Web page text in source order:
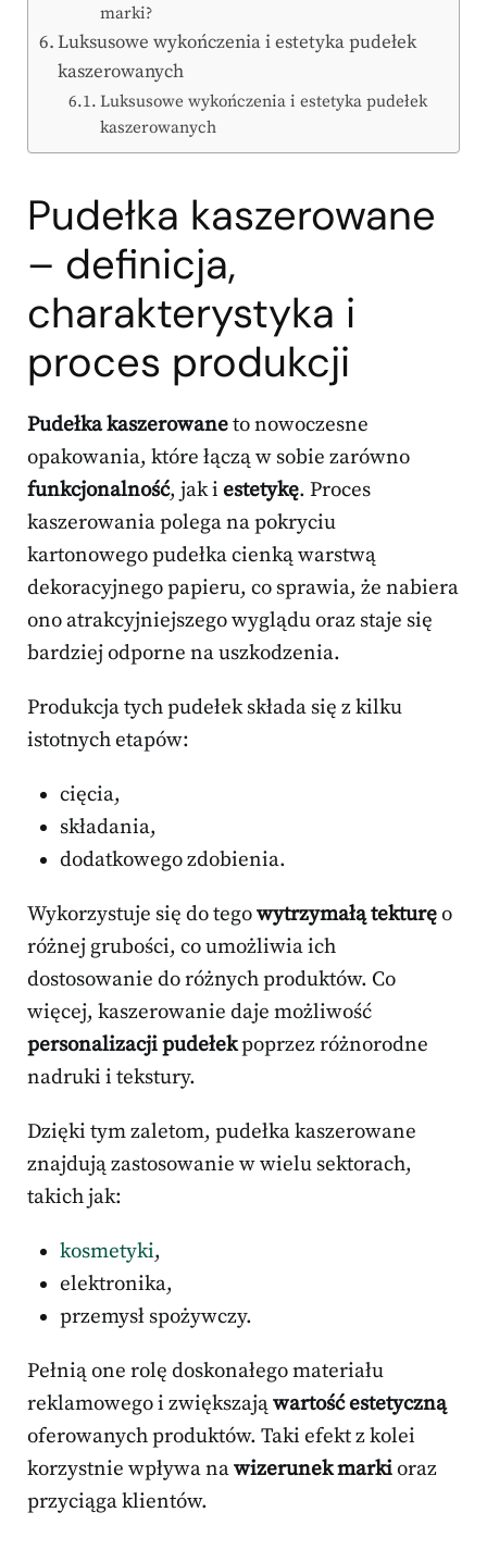
marki?
Luksusowe wykończenia i estetyka pudełek
kaszerowanych
Luksusowe wykończenia i estetyka pudełek
kaszerowanych
Pudełka kaszerowane
– definicja,
charakterystyka i
proces produkcji
Pudełka kaszerowaneto nowoczesne
opakowania, które łączą w sobie zarówno
funkcjonalność, jak i estetykę. Proces
kaszerowania polega na pokryciu
kartonowego pudełka cienką warstwą
dekoracyjnego papieru, co sprawia, że nabiera
ono atrakcyjniejszego wyglądu oraz staje się
bardziej odporne na uszkodzenia.
Produkcja tych pudełek składa się z kilku
istotnych etapów:
cięcia,
składania,
dodatkowego zdobienia.
Wykorzystuje się do tegowytrzymałą tekturęo
różnej grubości, co umożliwia ich
dostosowanie do różnych produktów. Co
więcej, kaszerowanie daje możliwość
personalizacji pudełekpoprzez różnorodne
nadruki i tekstury.
Dzięki tym zaletom, pudełka kaszerowane
znajdują zastosowanie w wielu sektorach,
takich jak:
kosmetyki,
elektronika,
przemysł spożywczy.
Pełnią one rolę doskonałego materiału
reklamowego i zwiększająwartość estetyczną
oferowanych produktów. Taki efekt z kolei
korzystnie wpływa nawizerunek markioraz
przyciąga klientów.